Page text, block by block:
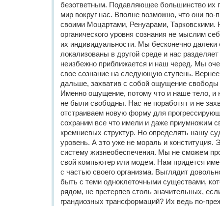
безответным. Подавляющее большинство их
мир вокруг нас. Вполне возможно, что они
своими Моцартами, Ренуарами,
органического уровня сознания не мыслим
их индивидуальности. Мы бесконечно
локализованы в другой среде и нас
неизбежно приближается и наш черед. Мы
свое сознание на следующую ступень.
дальше, захватив с собой ощущение свободы
Именно ощущение, потому что и наше тело, и
не были свободны. Нас не поработят и не
отстраиваем новую форму для
сохраним все что имели и даже приумножим
кремниевых структур. Но определять нашу
уровень. А это уже не мораль и конституция.
систему жизнеобеспечения. Мы не сможем
свой компьютер или модем. Нам придется
с частью своего организма. Выглядит
быть с теми одноклеточными существами,
рядом, не претерпев столь значительных,
грандиозных трансформаций? Их ведь по-